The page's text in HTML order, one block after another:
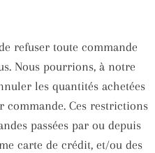
refuser toute commande
Nous pourrions, à notre
les quantités achetées
commande. Ces restrictions
passées par ou depuis
carte de crédit, et/ou des